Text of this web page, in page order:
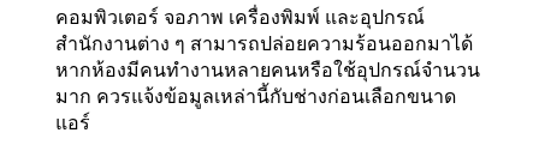
คอมพิวเตอร์ จอภาพ เครื่องพิมพ์ และอุปกรณ์
สำนักงานต่าง ๆ สามารถปล่อยความร้อนออกมาได้
หากห้องมีคนทำงานหลายคนหรือใช้อุปกรณ์จำนวน
มาก ควรแจ้งข้อมูลเหล่านี้กับช่างก่อนเลือกขนาด
แอร์